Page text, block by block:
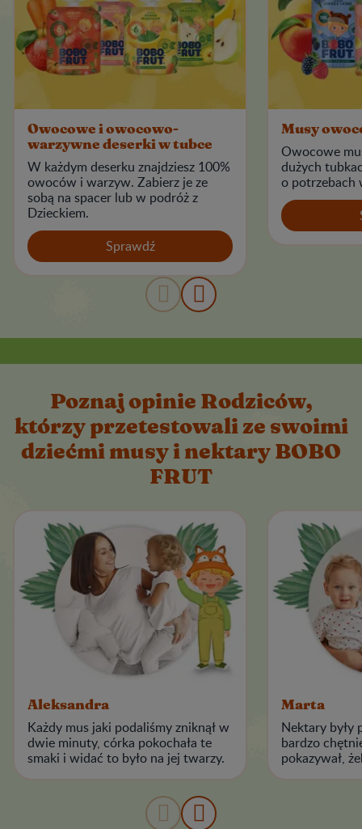
Owocowe i owocowo-
warzywne deserki w tubce
W każdym deserku znajdziesz 100%
owoców i warzyw. Zabierz je ze
sobą na spacer lub w podróż z
Dzieckiem.
Sprawdź
Musy
Owocowe
dużych
o potrzebach
Poznaj opinie Rodziców,
którzy przetestowali ze swoimi
dziećmi musy i nektary BOBO
FRUT
Aleksandra
Każdy mus jaki podaliśmy zniknął w
dwie minuty, córka pokochała te
smaki i widać to było na jej twarzy.
Marta
Nektary były
bardzo
pokazywał,